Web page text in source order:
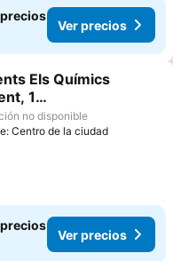
Ver precios
a favoritos
Els Químics
1
(for 2 People)
no disponible
Centro de la ciudad
Ver precios